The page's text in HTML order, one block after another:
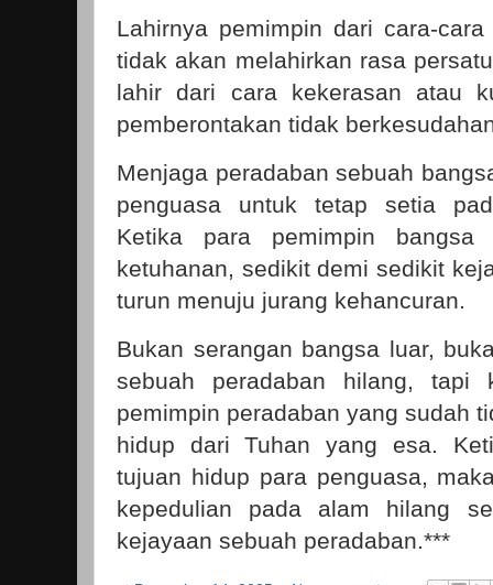
Lahirnya pemimpin dari cara-
tidak akan melahirkan rasa
lahir dari cara kekerasan atau
pemberontakan tidak
Menjaga peradaban sebuah
penguasa untuk tetap setia
Ketika para pemimpin bangsa
ketuhanan, sedikit demi sedikit
turun menuju jurang kehancuran.
Bukan serangan bangsa luar,
sebuah peradaban hilang, tapi
pemimpin peradaban yang sudah
hidup dari Tuhan yang esa.
tujuan hidup para penguasa,
kepedulian pada alam hilang
kejayaan sebuah peradaban.***